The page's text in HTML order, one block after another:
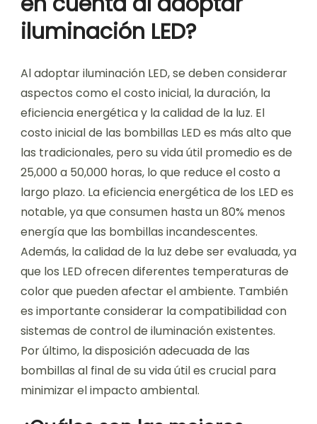
iluminación LED?
Al adoptar iluminación LED, se deben considerar
aspectos como el costo inicial, la duración, la
eficiencia energética y la calidad de la luz. El
costo inicial de las bombillas LED es más alto que
las tradicionales, pero su vida útil promedio es de
25,000 a 50,000 horas, lo que reduce el costo a
largo plazo. La eficiencia energética de los LED es
notable, ya que consumen hasta un 80% menos
energía que las bombillas incandescentes.
Además, la calidad de la luz debe ser evaluada, ya
que los LED ofrecen diferentes temperaturas de
color que pueden afectar el ambiente. También
es importante considerar la compatibilidad con
sistemas de control de iluminación existentes.
Por último, la disposición adecuada de las
bombillas al final de su vida útil es crucial para
minimizar el impacto ambiental.